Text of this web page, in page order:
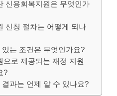
신용회복지원은 무엇인가
신청 절차는 어떻게 되나
는 조건은 무엇인가요?
으로 제공되는 재정 지원
?
과는 언제 알 수 있나요?